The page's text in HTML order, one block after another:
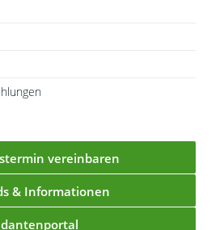
vereinbaren
& Informationen